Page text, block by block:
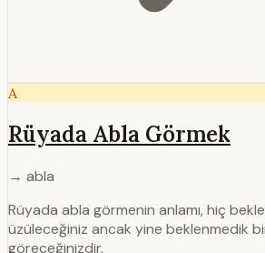
A
Rüyada Abla Görmek
→ abla
Rüyada abla görmenin anlamı, hiç
üzüleceğiniz ancak yine beklenmedik
göreceğinizdir.